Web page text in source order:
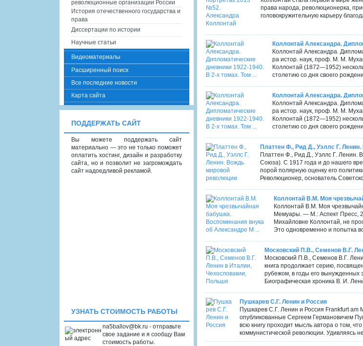
права народа, революционерка,
головокружительную карьеру
Коллонтай Александра.
Коллонтай Александра.
ра истор. наук, проф. М. М.
Коллонтай (1872—1952)
столетию со дня своего
Коллонтай Александра.
Коллонтай Александра.
ра истор. наук, проф. М. М.
Коллонтай (1872—1952)
столетию со дня своего
Платтен Ф., Рид Д., Уэллс Г.
Платтен Ф., Рид Д., Уэллс Г. Ленин.
Союза). С 1917 года и до нашего
порой полярную оценку его
Революционер, основатель
Коллонтай В.М. Моя
Коллонтай В.М. Моя
Мемуары. — М.: Аспект Пресс,
Михайловне Коллонтай, не
Это одновременно и попытка
Московский П.В., Семенов В.Г.
Московский П.В., Семенов В.Г.
книга продолжает серию,
рубежом, в годы его вынужденных
Биографическая хроника В. И.
Пушкарев С.Г. Ленин и Россия
Пушкарев С.Г. Ленин и Россия Frankfurt am
опубликованные Сергеем Германовичем
всю книгу проходит мысль автора о том,
коммунистической революции. Удивляясь
революционные организации России
История отечественного государства и
права
Диссертации по истории
Научные статьи
Видеоматериалы
Расширенный поиск
Все последние новости
Карта сайта
ПОДДЕРЖАТЬ САЙТ
Вы можете поддержать сайт
материально — это не только поможет
оплатить хостинг, дизайн и разработку
сайта, но и позволит не загромождать
сайт надоедливой рекламой.
УЗНАТЬ СТОИМОСТЬ РАБОТЫ
na5ballov@bk.ru - отправьте
свое задание и я сообщу Вам
стоимость работы.